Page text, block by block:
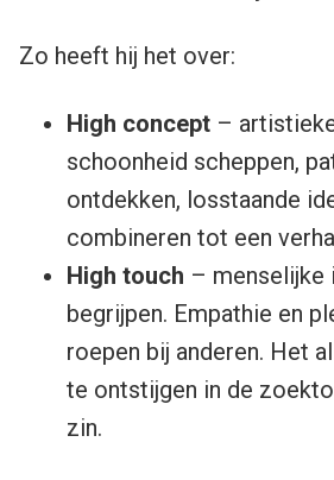
Zo heeft hij het over:
High concept –
schoonheid scheppen,
ontdekken, losstaande
combineren tot een
High touch – menselijke
begrijpen. Empathie en
roepen bij anderen. Het
te ontstijgen in de
zin.